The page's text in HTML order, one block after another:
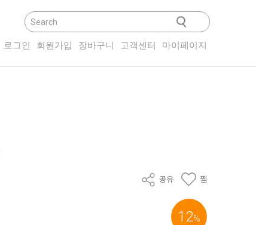
로그인 회원가입 장바구니 고객센터 마이페이지
공유 찜
12%